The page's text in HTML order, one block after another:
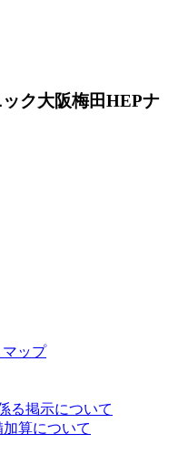
ク大阪梅田HEPナ
ップ
る掲示について
算について